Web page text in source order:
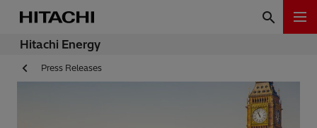
Hitachi Energy
Press Releases